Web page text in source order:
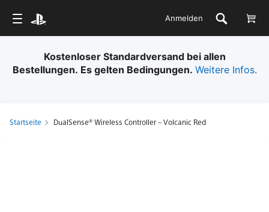
Anmelden
Kostenloser Standardversand bei allen
Bestellungen. Es gelten Bedingungen. Weitere Infos.
Startseite DualSense® Wireless Controller – Volcanic Red